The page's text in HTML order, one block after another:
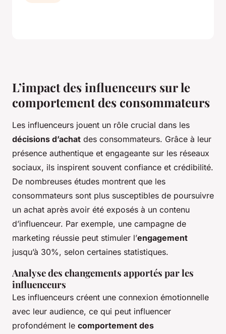
L’impact des influenceurs sur le
comportement des consommateurs
Les influenceurs jouent un rôle crucial dans les
décisions d’achat des consommateurs. Grâce à leur
présence authentique et engageante sur les réseaux
sociaux, ils inspirent souvent confiance et crédibilité.
De nombreuses études montrent que les
consommateurs sont plus susceptibles de poursuivre
un achat après avoir été exposés à un contenu
d’influenceur. Par exemple, une campagne de
marketing réussie peut stimuler l’engagement
jusqu’à 30%, selon certaines statistiques.
Analyse des changements apportés par les
influenceurs
Les influenceurs créent une connexion émotionnelle
avec leur audience, ce qui peut influencer
profondément le comportement des